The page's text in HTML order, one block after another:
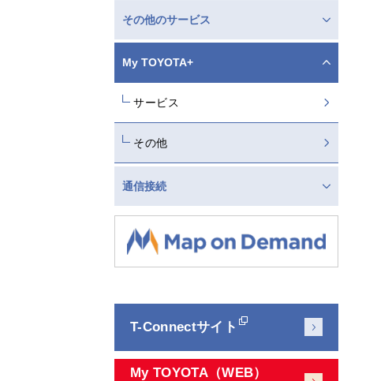
その他のサービス
My TOYOTA+
サービス
その他
通信接続
T-Connectサイト
My TOYOTA（WEB）